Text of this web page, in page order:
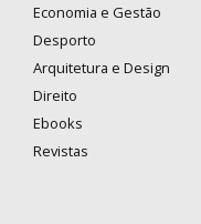
Economia e Gestão
Desporto
Arquitetura e Design
Direito
Ebooks
Revistas